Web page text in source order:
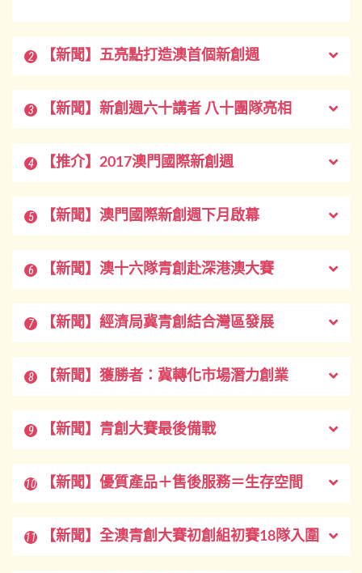
2 【新聞】五亮點打造澳首個新創週
3 【新聞】新創週六十講者 八十團隊亮相
4 【推介】2017澳門國際新創週
5 【新聞】澳門國際新創週下月啟幕
6 【新聞】澳十六隊青創赴深港澳大賽
7 【新聞】經濟局冀青創結合灣區發展
8 【新聞】獲勝者：冀轉化市場潛力創業
9 【新聞】青創大賽最後備戰
10 【新聞】優質產品＋售後服務＝生存空間
11 【新聞】全澳青創大賽初創組初賽18隊入圍